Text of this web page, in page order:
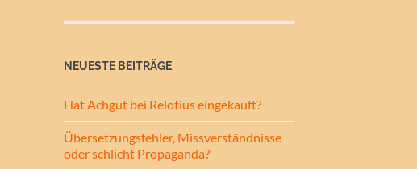
NEUESTE BEITRÄGE
Hat Achgut bei Relotius eingekauft?
Übersetzungsfehler, Missverständnisse
oder schlicht Propaganda?